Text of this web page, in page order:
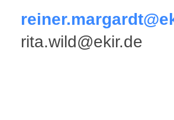
rita.wild@ekir.de